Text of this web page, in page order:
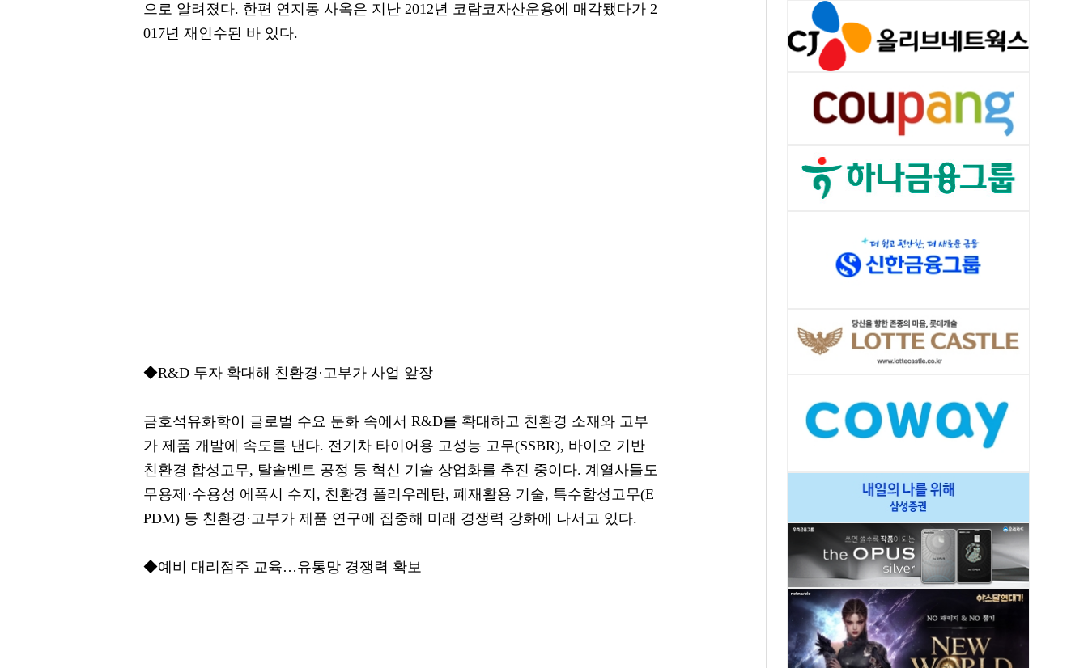
으로 알려졌다. 한편 연지동 사옥은 지난 2012년 코람코자산운용에 매각됐다가 2
017년 재인수된 바 있다.
◆R&D 투자 확대해 친환경·고부가 사업 앞장
금호석유화학이 글로벌 수요 둔화 속에서 R&D를 확대하고 친환경 소재와 고부
가 제품 개발에 속도를 낸다. 전기차 타이어용 고성능 고무(SSBR), 바이오 기반
친환경 합성고무, 탈솔벤트 공정 등 혁신 기술 상업화를 추진 중이다. 계열사들도
무용제·수용성 에폭시 수지, 친환경 폴리우레탄, 폐재활용 기술, 특수합성고무(E
PDM) 등 친환경·고부가 제품 연구에 집중해 미래 경쟁력 강화에 나서고 있다.
◆예비 대리점주 교육…유통망 경쟁력 확보